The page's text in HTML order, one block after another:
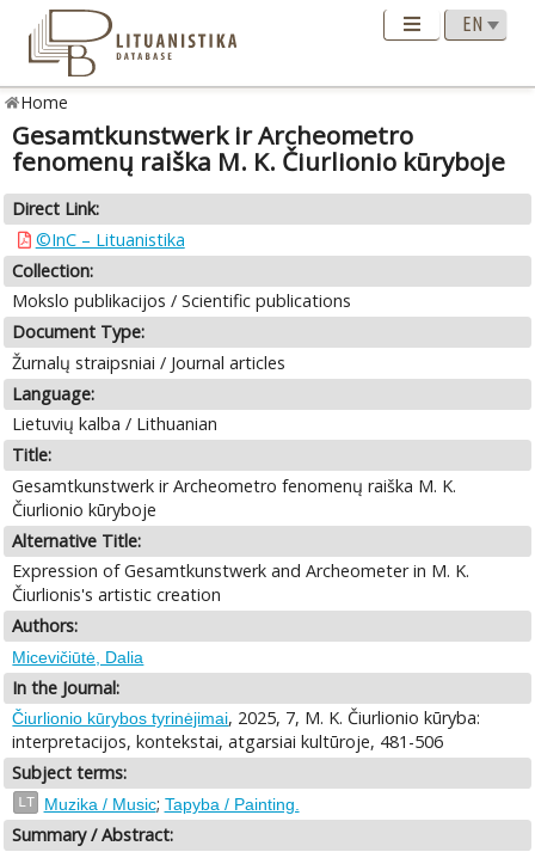
Home
Gesamtkunstwerk ir Archeometro
fenomenų raiška M. K. Čiurlionio kūryboje
Direct Link:
©InC – Lituanistika
Collection:
Mokslo publikacijos / Scientific publications
Document Type:
Žurnalų straipsniai / Journal articles
Language:
Lietuvių kalba / Lithuanian
Title:
Gesamtkunstwerk ir Archeometro fenomenų raiška M. K.
Čiurlionio kūryboje
Alternative Title:
Expression of Gesamtkunstwerk and Archeometer in M. K.
Čiurlionis's artistic creation
Authors:
Micevičiūtė, Dalia
In the Journal:
Čiurlionio kūrybos tyrinėjimai, 2025, 7, M. K. Čiurlionio kūryba:
interpretacijos, kontekstai, atgarsiai kultūroje, 481-506
Subject terms:
LT Muzika / Music; Tapyba / Painting.
Summary / Abstract: